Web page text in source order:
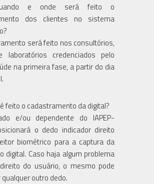
e onde será feito o
dos clientes no sistema
será feito nos consultórios,
laboratórios credenciados pelo
na primeira fase, a partir do dia
feito o cadastramento da digital?
e/ou dependente do IAPEP-
o dedo indicador direito
biométrico para a captura da
digital. Caso haja algum problema
do usuário, o mesmo pode
outro dedo.